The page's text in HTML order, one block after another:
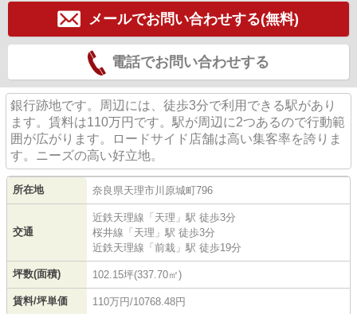
メールでお問い合わせする(無料)
電話でお問い合わせする
銀行跡地です。周辺には、徒歩3分で利用できる駅があり
ます。賃料は110万円です。駅が周辺に2つあるので行動範
囲が広がります。ロードサイド店舗は高い集客率を誇りま
す。ニーズの高い好立地。
所在地 奈良県天理市 川原城町796
交通
近鉄天理線 「 天理 」駅 徒歩3分
桜井線 「 天理 」駅 徒歩3分
近鉄天理線 「 前栽 」駅 徒歩19分
坪数(面積) 102.15坪(337.70㎡)
賃料/坪単価 110万円/10768.48円